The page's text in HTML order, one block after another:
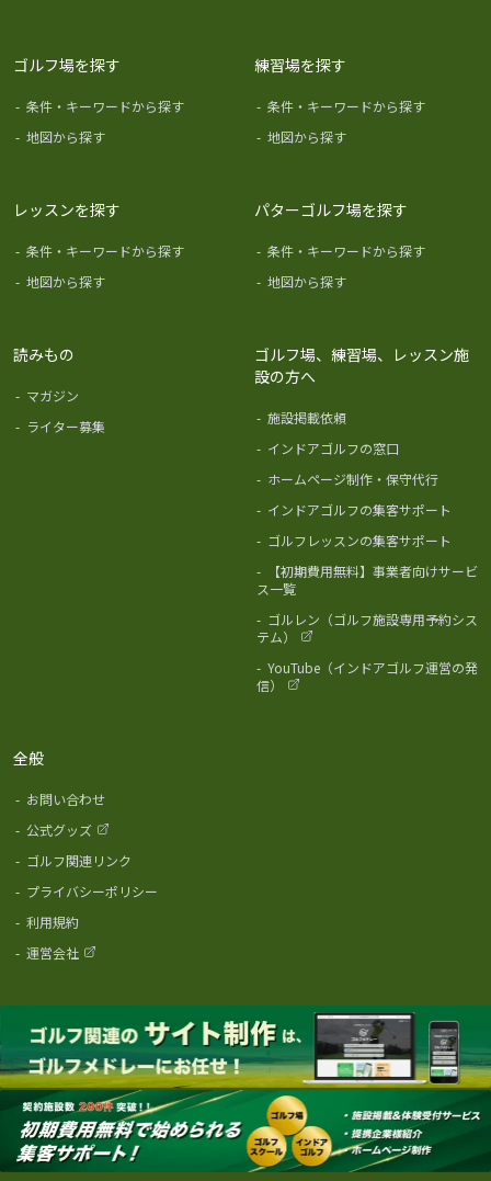
ゴルフ場を探す
- 条件・キーワードから探す
- 地図から探す
練習場を探す
- 条件・キーワードから探す
- 地図から探す
レッスンを探す
- 条件・キーワードから探す
- 地図から探す
パターゴルフ場を探す
- 条件・キーワードから探す
- 地図から探す
読みもの
- マガジン
- ライター募集
ゴルフ場、練習場、レッスン施
設の方へ
- 施設掲載依頼
- インドアゴルフの窓口
- ホームページ制作・保守代行
- インドアゴルフの集客サポート
- ゴルフレッスンの集客サポート
-
【初期費用無料】事業者向けサービ
ス一覧
- ゴルレン（ゴルフ施設専用予約シス
テム）
- YouTube（インドアゴルフ運営の発
信）
全般
- お問い合わせ
- 公式グッズ
- ゴルフ関連リンク
- プライバシーポリシー
- 利用規約
- 運営会社